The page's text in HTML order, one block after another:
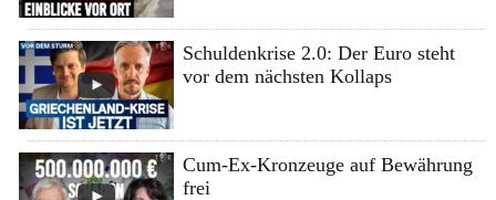
Schuldenkrise 2.0: Der Euro steht
vor dem nächsten Kollaps
Cum-Ex-Kronzeuge auf Bewährung
frei